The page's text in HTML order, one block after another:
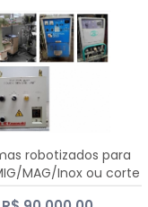
robotizados para
MAG/Inox ou corte
plasma